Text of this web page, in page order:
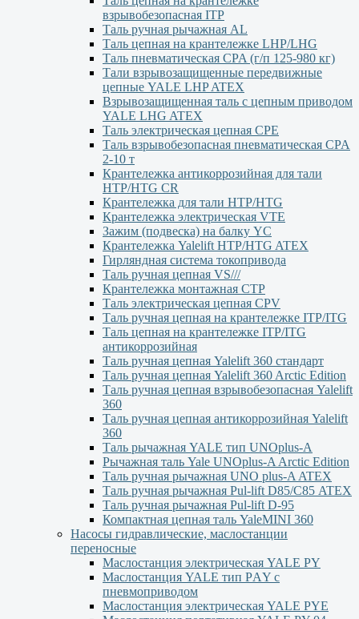
взрывобезопасная ITP
Таль ручная рычажная AL
Таль цепная на крантележке LHP/LHG
Таль пневматическая CPA (г/п 125-980 кг)
Тали взрывозащищенные передвижные
цепные YALE LHP ATEX
Взрывозащищенная таль с цепным приводом
YALE LHG ATEX
Таль электрическая цепная CPE
Таль взрывобезопасная пневматическая CPA
2-10 т
Крантележка антикоррозийная для тали
HTP/HTG CR
Крантележка для тали HTP/HTG
Крантележка электрическая VTE
Зажим (подвеска) на балку YC
Крантележка Yalelift НТР/НТG ATEX
Гирляндная система токопривода
Таль ручная цепная VS///
Крантележка монтажная СТР
Таль электрическая цепная CPV
Таль ручная цепная на крантележке ITP/ITG
Таль цепная на крантележке ITP/ITG
антикоррозийная
Таль ручная цепная Yalelift 360 стандарт
Таль ручная цепная Yalelift 360 Arctic Edition
Таль ручная цепная взрывобезопасная Yalelift
360
Таль ручная цепная антикоррозийная Yalelift
360
Таль рычажная YALE тип UNOplus-A
Рычажная таль Yale UNOplus-A Arctic Edition
Таль ручная рычажная UNO plus-A ATEX
Таль ручная рычажная Pul-lift D85/С85 ATEX
Таль ручная рычажная Pul-lift D-95
Компактная цепная таль YaleMINI 360
Насосы гидравлические, маслостанции
переносные
Маслостанция электрическая YALE PY
Маслостанция YALE тип PАY с
пневмоприводом
Маслостанция электрическая YALE PYЕ